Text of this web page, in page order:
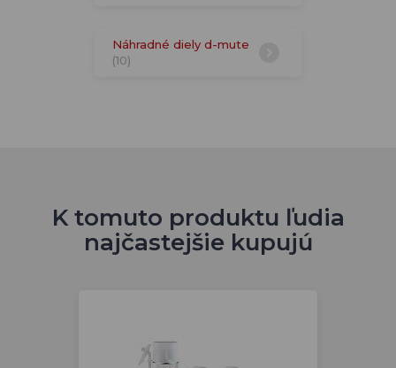
Náhradné diely d-mute
(10)
K tomuto produktu ľudia
najčastejšie kupujú